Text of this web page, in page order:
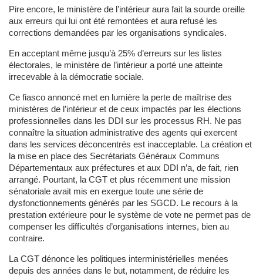
Pire encore, le ministère de l’intérieur aura fait la sourde oreille
aux erreurs qui lui ont été remontées et aura refusé les
corrections demandées par les organisations syndicales.
En acceptant même jusqu’à 25% d’erreurs sur les listes
électorales, le ministère de l’intérieur a porté une atteinte
irrecevable à la démocratie sociale.
Ce fiasco annoncé met en lumière la perte de maîtrise des
ministères de l’intérieur et de ceux impactés par les élections
professionnelles dans les DDI sur les processus RH. Ne pas
connaître la situation administrative des agents qui exercent
dans les services déconcentrés est inacceptable. La création et
la mise en place des Secrétariats Généraux Communs
Départementaux aux préfectures et aux DDI n’a, de fait, rien
arrangé. Pourtant, la CGT et plus récemment une mission
sénatoriale avait mis en exergue toute une série de
dysfonctionnements générés par les SGCD. Le recours à la
prestation extérieure pour le système de vote ne permet pas de
compenser les difficultés d’organisations internes, bien au
contraire.
La CGT dénonce les politiques interministérielles menées
depuis des années dans le but, notamment, de réduire les